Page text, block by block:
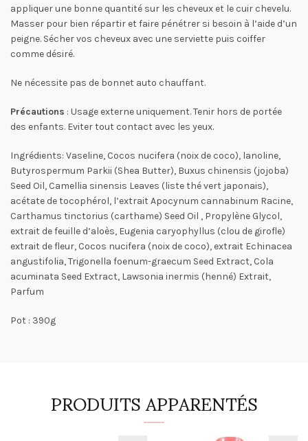
appliquer une bonne quantité sur les cheveux et le cuir chevelu.
Masser pour bien répartir et faire pénétrer si besoin à l’aide d’un
peigne. Sécher vos cheveux avec une serviette puis coiffer
comme désiré.
Ne nécessite pas de bonnet auto chauffant.
Précautions : Usage externe uniquement. Tenir hors de portée
des enfants. Eviter tout contact avec les yeux.
Ingrédients: Vaseline, Cocos nucifera (noix de coco), lanoline,
Butyrospermum Parkii (Shea Butter), Buxus chinensis (jojoba)
Seed Oil, Camellia sinensis Leaves (liste thé vert japonais),
acétate de tocophérol, l’extrait Apocynum cannabinum Racine,
Carthamus tinctorius (carthame) Seed Oil , Propylène Glycol,
extrait de feuille d’aloès, Eugenia caryophyllus (clou de girofle)
extrait de fleur, Cocos nucifera (noix de coco), extrait Echinacea
angustifolia, Trigonella foenum-graecum Seed Extract, Cola
acuminata Seed Extract, Lawsonia inermis (henné) Extrait,
Parfum
Pot : 390g
PRODUITS APPARENTÉS